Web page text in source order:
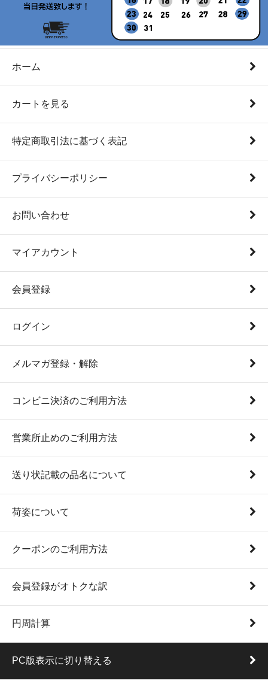
ホーム
カートを見る
特定商取引法に基づく表記
プライバシーポリシー
お問い合わせ
マイアカウント
会員登録
ログイン
メルマガ登録・解除
コンビニ決済のご利用方法
営業所止めのご利用方法
送り状記載の品名について
荷姿について
クーポンのご利用方法
会員登録がオトクな訳
円周計算
PC版表示に切り替える